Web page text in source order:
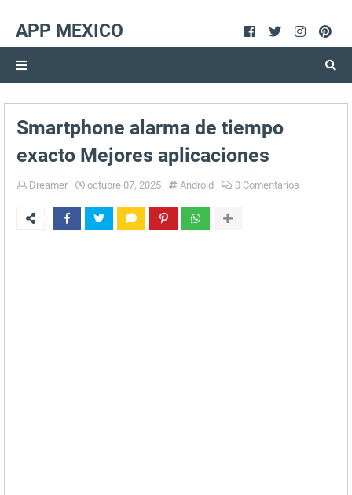
APP MEXICO
Smartphone alarma de tiempo
exacto Mejores aplicaciones
Dreamer octubre 07, 2025 Android 0 Comentarios